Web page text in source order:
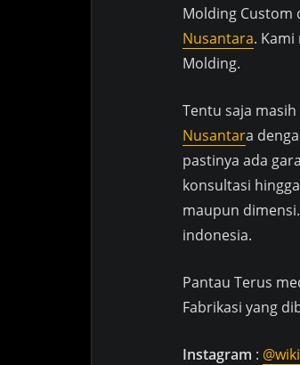
Molding Custom
Nusantara.
Molding.
Tentu saja
Nusantara
pastinya ada
konsultasi
maupun
indonesia.
Pantau Terus
Fabrikasi yang
Instagram :